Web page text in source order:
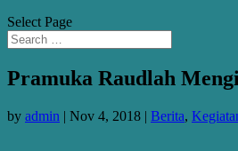
Select Page
Pramuka Raudlah
by admin | Nov 4, 2018 | Berita,